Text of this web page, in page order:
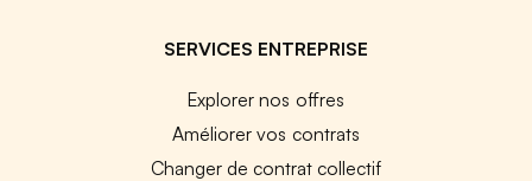
SERVICES ENTREPRISE
Explorer nos offres
Améliorer vos contrats
Changer de contrat collectif